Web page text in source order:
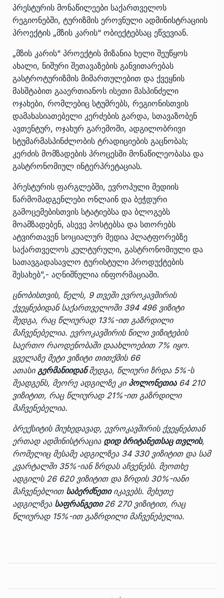
პრესტურის მონაწილეები საქართველოს
რეგიონებში, ტურიზმის ეროვნული ადმინისტრაციის
პროექტის „მზის კარის“ ობიექტებსაც ეწვევიან.
„მზის კარის“ პროექტის მიზანია ხელი შეუწყოს
ახალი, ნიშური შეთავაზების განვითარებას
გასტროტურიზმის მიმართულებით და ქვეყნის
მასშტაბით გააერთიანოს ისეთი მასპინძელი
ოჯახები, რომლებიც სტუმრებს, რეგიონისთვის
დამახასიათებელი კერძების გარდა, სთავაზობენ
ავთენტურ, ოჯახურ გარემოში, ადგილობრივი
სტუმარმასპინძლობის ტრადიციების გაცნობას;
კერძის მომზადების პროცესში მონაწილეობასა და
გასტრონომიულ ინტერპრეტაციას.
პრესტურის ფარგლებში, ევროპული მედიის
წარმომადგენლები ონლაინ და ბეჭდური
გამოცემებისთვის სტატიებსა და ბლოგებს
მოამზადებენ, ასევე პოსტებსა და სთორებს
ატვირთავენ სოციალურ მედია პლატფორებზე
საქართველოს კულტურული, გასტრონომიული და
სათავგადასავლო ტურისტული პროდუქტების
შესახებ”,- აღნიშნულია ინფორმაციაში.
ცნობისთვის, წელს, 9 თვეში ევროკავშირის
ქვეყნებიდან საქართველოში 394 496 ვიზიტი
შედგა, რაც წლიურად 13%-ით გაზრდილი
მაჩვენებელია. ევროკავშირის წილი ვიზიტების
საერთო რაოდენობაში დაახლოებით 7% იყო.
ყველაზე მეტი ვიზიტი თითქმის 66
ათასი გერმანიიდანშედგა, წლიური ზრდა 5%-ს
შეადგენს, მეორე ადგილზე კი პოლონეთია64 210
ვიზიტით, რაც წლიურად 21%-ით გაზრდილი
მაჩვენებელია.
ბრექსიტის მიუხედავად, ევროკავშირის ქვეყნებთან
ერთად ადმინისტრაცია დიდ ბრიტანეთსაც თვლის,
რომელიც მესამე ადგილზეა 34 330 ვიზიტით და სამ
კვარტალში 35%-იან ზრდას აჩვენებს. მეოთხე
ადგილს 26 620 ვიზიტით და ზრდის 30%-იანი
მაჩვენებლით საბერძნეთიიკავებს. მეხუთე
ადგილზეა საფრანგეთი26 270 ვიზიტით, რაც
წლიურად 15%-ით გაზრდილი მაჩვენებელია.